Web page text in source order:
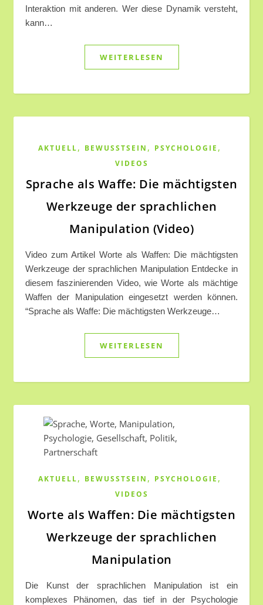
Interaktion mit anderen. Wer diese Dynamik versteht,
kann…
WEITERLESEN
AKTUELL, BEWUSSTSEIN , PSYCHOLOGIE ,
VIDEOS
Sprache als Waffe: Die mächtigsten
Werkzeuge der sprachlichen
Manipulation (Video)
Video zum Artikel Worte als Waffen: Die mächtigsten
Werkzeuge der sprachlichen Manipulation Entdecke in
diesem faszinierenden Video, wie Worte als mächtige
Waffen der Manipulation eingesetzt werden können.
“Sprache als Waffe: Die mächtigsten Werkzeuge…
WEITERLESEN
AKTUELL, BEWUSSTSEIN , PSYCHOLOGIE ,
VIDEOS
Worte als Waffen: Die mächtigsten
Werkzeuge der sprachlichen
Manipulation
Die Kunst der sprachlichen Manipulation ist ein
komplexes Phänomen, das tief in der Psychologie